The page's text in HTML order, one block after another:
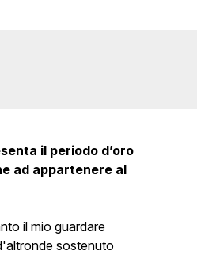
il periodo d’oro
ad appartenere al
il mio guardare
sostenuto